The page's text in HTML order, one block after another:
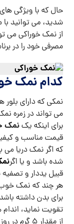
حال که با ویژگی
شدید، می توانید
از نمک خوراکی می
مصرفی خود را در
کدام نمک
نمکی که دارای
می تواند در زمره
برای اینکه یکنمک
قیمت مناسب و
که اگر نمک دریا می
شده باشد و یا اگر
قبیل یددار و
هر چند که نمک خوب
برای بدن داشته
تقویت نماید،